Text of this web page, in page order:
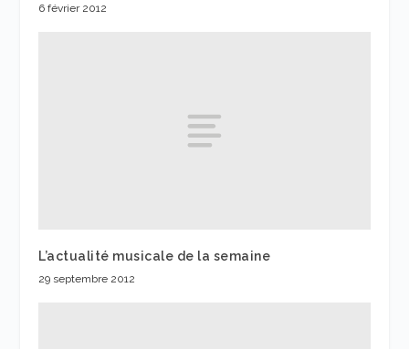
6 février 2012
L’actualité musicale de la semaine
29 septembre 2012